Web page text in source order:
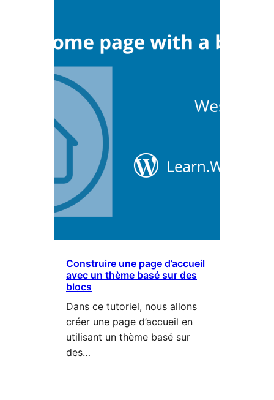
Construire une page d’accueil
avec un thème basé sur des
blocs
Dans ce tutoriel, nous allons
créer une page d’accueil en
utilisant un thème basé sur
des…